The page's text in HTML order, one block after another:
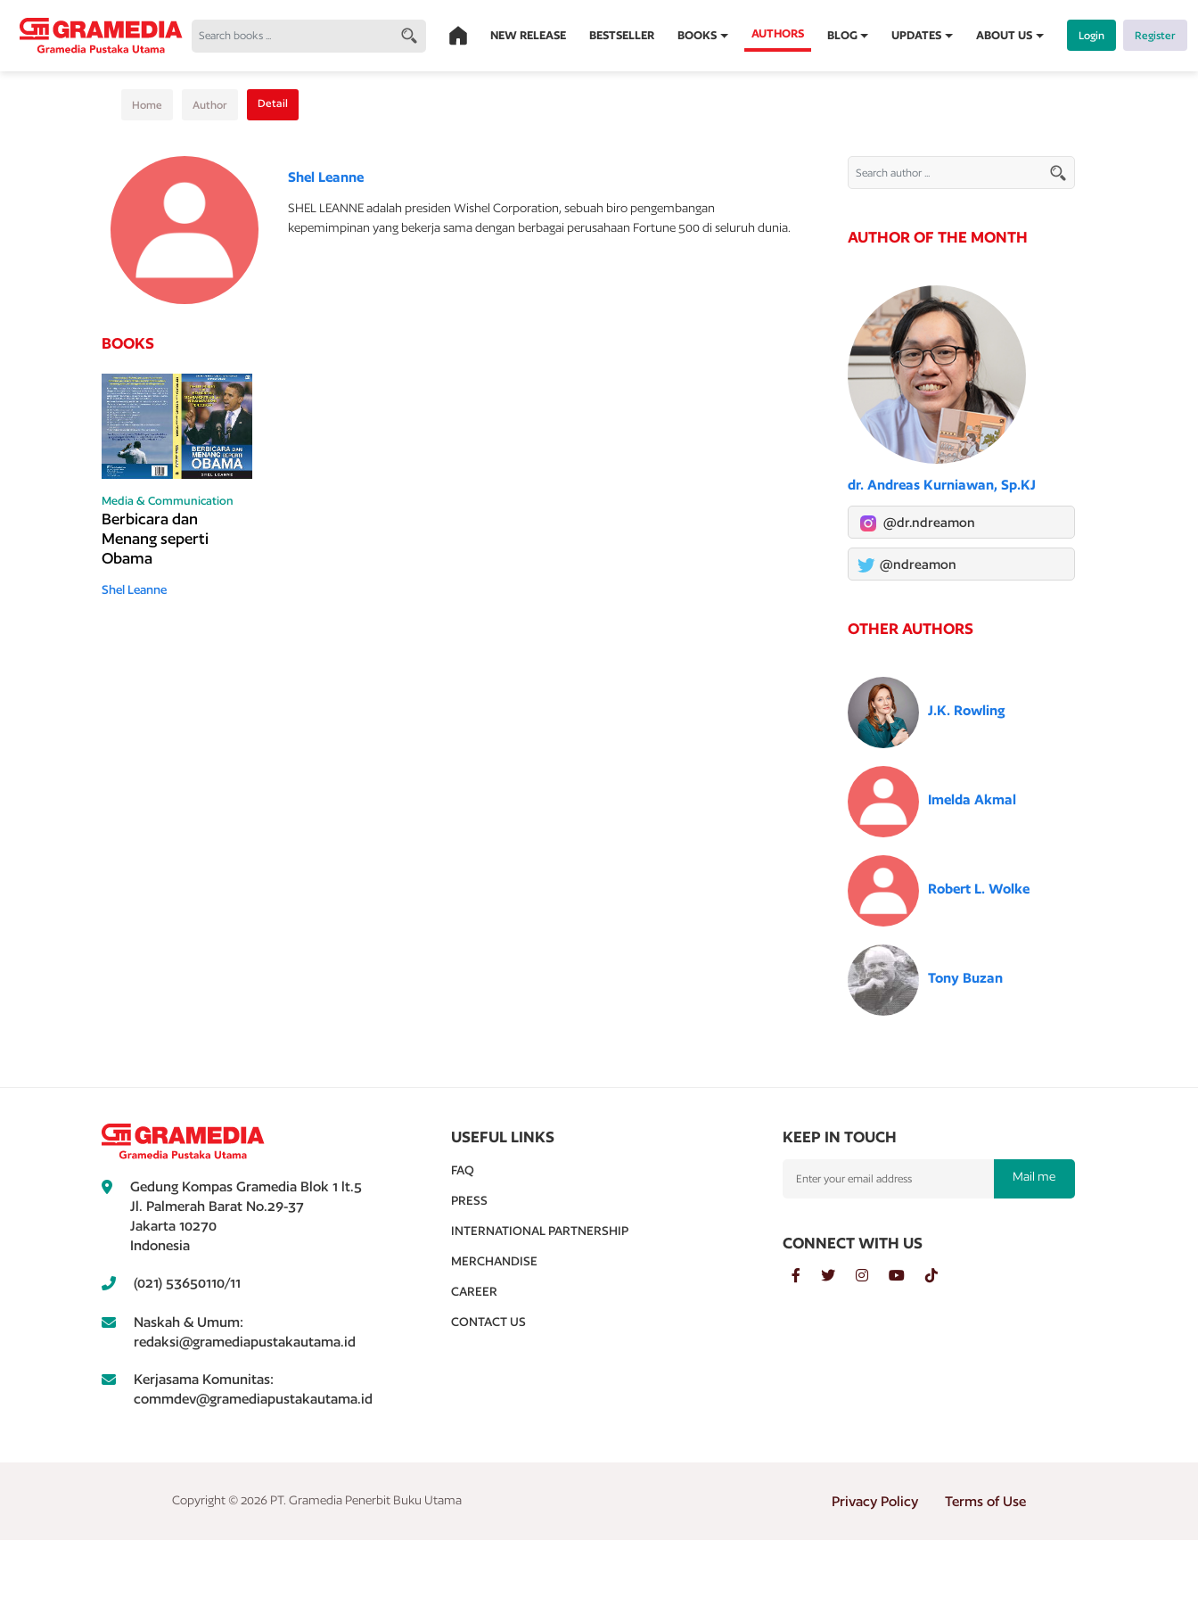
NEW RELEASE BESTSELLER BOOKS AUTHORS BLOG UPDATES ABOUT US Login Register
Home Author Detail
Shel Leanne
SHEL LEANNE adalah presiden Wishel Corporation, sebuah biro pengembangan
kepemimpinan yang bekerja sama dengan berbagai perusahaan Fortune 500 di seluruh dunia.
BOOKS
Media & Communication
Berbicara dan
Menang seperti
Obama
Shel Leanne
AUTHOR OF THE MONTH
dr. Andreas Kurniawan, Sp.KJ
@dr.ndreamon
@ndreamon
OTHER AUTHORS
J.K. Rowling
Imelda Akmal
Robert L. Wolke
Tony Buzan
Gedung Kompas Gramedia Blok 1 lt.5
Jl. Palmerah Barat No.29-37
Jakarta 10270
Indonesia
(021) 53650110/11
Naskah & Umum:
redaksi@gramediapustakautama.id
Kerjasama Komunitas:
commdev@gramediapustakautama.id
USEFUL LINKS
FAQ
PRESS
INTERNATIONAL PARTNERSHIP
MERCHANDISE
CAREER
CONTACT US
KEEP IN TOUCH
Mail me
CONNECT WITH US
Copyright © 2026 PT. Gramedia Penerbit Buku Utama Privacy Policy Terms of Use